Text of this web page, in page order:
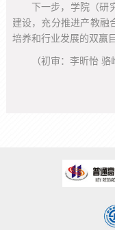
下一步，学院（研
建设，充分推进产教融
培养和行业发展的双赢目
（初审：李昕怡